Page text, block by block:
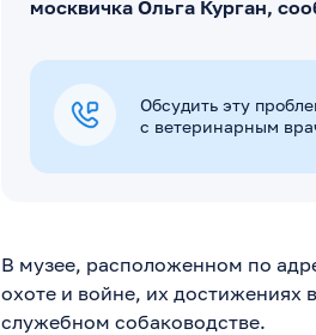
москвичка Ольга Курган,
Обсудить эту
с ветеринарным
В музее, расположенном по
охоте и войне, их достижениях
служебном собаководстве.